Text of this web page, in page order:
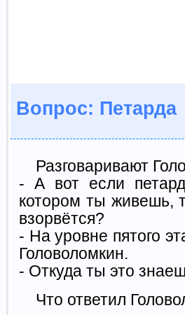
Вопрос: Петарда
Разговаривают
- А вот если
котором ты живешь,
взорвётся?
- На уровне пятого
Головоломкин.
- Откуда ты это
Что ответил